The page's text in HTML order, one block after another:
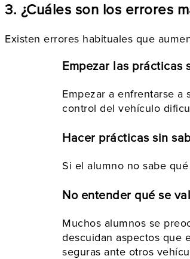
3. ¿Cuáles son los errores
Existen errores habituales que
Empezar las
Empezar a enfrentarse a
control del vehículo
Hacer prácticas sin
Si el alumno no sabe
No entender qué se
Muchos alumnos se
descuidan aspectos que
seguras ante otros